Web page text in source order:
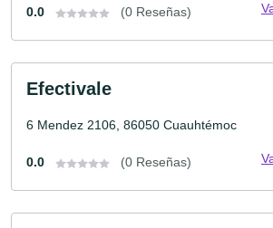
0.0 (0 Reseñas)
Efectivale
6 Mendez 2106, 86050 Cuauhtémoc
0.0 (0 Reseñas)